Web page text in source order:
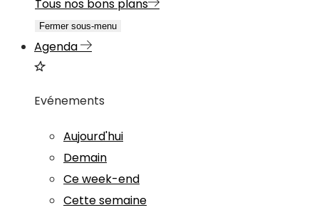
Tous nos bons plans
Fermer sous-menu
Agenda
Evénements
Aujourd'hui
Demain
Ce week-end
Cette semaine